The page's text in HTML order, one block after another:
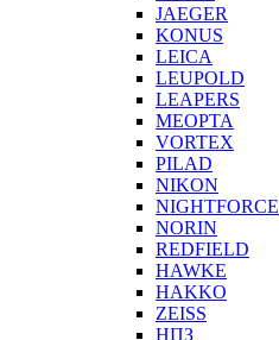
JAEGER
KONUS
LEICA
LEUPOLD
LEAPERS
MEOPTA
VORTEX
PILAD
NIKON
NIGHTFORCE
NORIN
REDFIELD
HAWKE
HAKKO
ZEISS
НПЗ